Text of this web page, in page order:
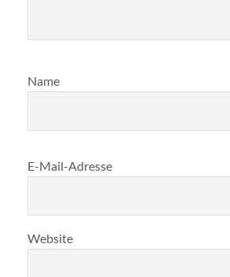
Name
E-Mail-Adresse
Website